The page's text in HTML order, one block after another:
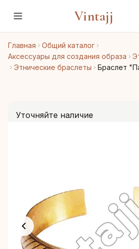
Vintajj
Главная
Общий каталог
Аксессуары для создания образа
Этнические браслеты
Браслет
Уточняйте наличие